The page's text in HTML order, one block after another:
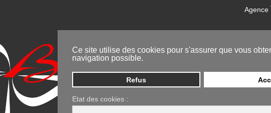
Ce site utilise des cookies pour s'assurer que vous
navigation possible.
Refus
Etat des cookies :
Agence